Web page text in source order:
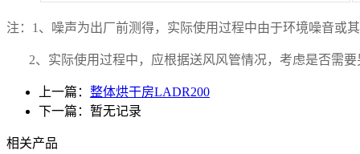
注：1、噪声为出厂前测得，实际使用过程中由于环境噪音或
2、实际使用过程中，应根据送风风管情况，考虑是否需要
上一篇： 整体烘干房LADR200
下一篇：暂无记录
相关产品